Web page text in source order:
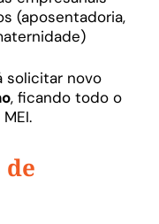
(aposentadoria,
solicitar novo
, ficando todo o